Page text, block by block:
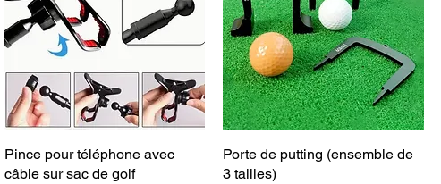
Aperçu rapide
Pince pour téléphone avec
câble sur sac de golf
Aperçu rapide
Porte de putting (ensemble de
3 tailles)